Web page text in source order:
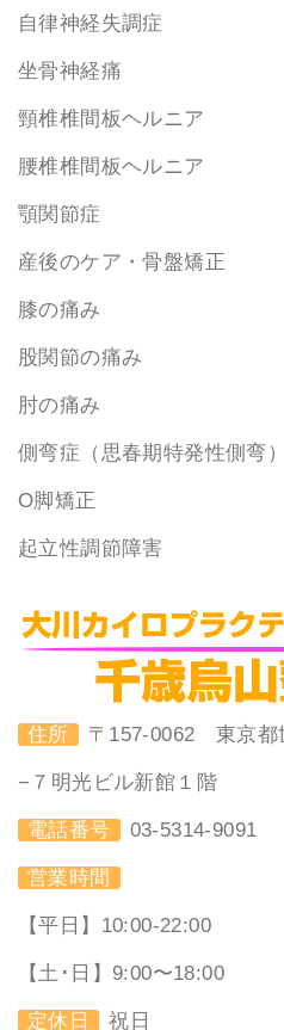
自律神経失調症
坐骨神経痛
頸椎椎間板ヘルニア
腰椎椎間板ヘルニア
顎関節症
産後のケア・骨盤矯正
膝の痛み
股関節の痛み
肘の痛み
側弯症（思春期特発性側弯）
O脚矯正
起立性調節障害
住所 〒157-0062 東京都
−７明光ビル新館１階
電話番号 03-5314-9091
営業時間
【平日】10:00-22:00
【土･日】9:00〜18:00
定休日 祝日